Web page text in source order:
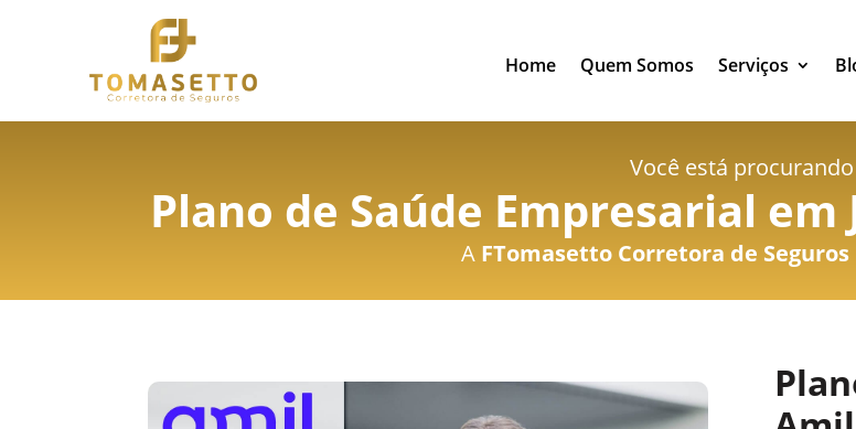
Home Quem Somos Serviços
Você está procurando
Plano de Saúde Empresarial
A FTomasetto Corretora de Seguros